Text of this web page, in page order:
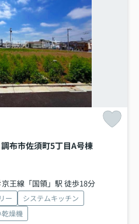
布市佐須町5丁目A号棟
京王線「国領」駅 徒歩18分
ー
システムキッチン
燥機